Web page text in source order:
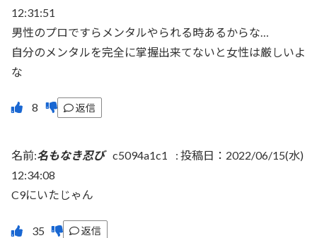
12:31:51
男性のプロですらメンタルやられる時あるからな…
自分のメンタルを完全に掌握出来てないと女性は厳しいよ
な
返信
名前:名もなき忍び c5094a1c1 : 投稿日：2022/06/15(水)
12:34:08
C9にいたじゃん
返信